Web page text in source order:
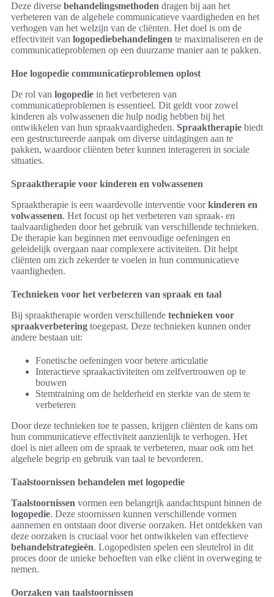
Deze diverse behandelingsmethoden dragen bij aan het
verbeteren van de algehele communicatieve vaardigheden en het
verhogen van het welzijn van de cliënten. Het doel is om de
effectiviteit van logopediebehandelingen te maximaliseren en de
communicatieproblemen op een duurzame manier aan te pakken.
Hoe logopedie communicatieproblemen oplost
De rol van logopedie in het verbeteren van
communicatieproblemen is essentieel. Dit geldt voor zowel
kinderen als volwassenen die hulp nodig hebben bij het
ontwikkelen van hun spraakvaardigheden. Spraaktherapie biedt
een gestructureerde aanpak om diverse uitdagingen aan te
pakken, waardoor cliënten beter kunnen interageren in sociale
situaties.
Spraaktherapie voor kinderen en volwassenen
Spraaktherapie is een waardevolle interventie voorkinderen en
volwassenen. Het focust op het verbeteren van spraak- en
taalvaardigheden door het gebruik van verschillende technieken.
De therapie kan beginnen met eenvoudige oefeningen en
geleidelijk overgaan naar complexere activiteiten. Dit helpt
cliënten om zich zekerder te voelen in hun communicatieve
vaardigheden.
Technieken voor het verbeteren van spraak en taal
Bij spraaktherapie worden verschillende technieken voor
spraakverbetering toegepast. Deze technieken kunnen onder
andere bestaan uit:
Fonetische oefeningen voor betere articulatie
Interactieve spraakactiviteiten om zelfvertrouwen op te
bouwen
Stemtraining om de helderheid en sterkte van de stem te
verbeteren
Door deze technieken toe te passen, krijgen cliënten de kans om
hun communicatieve effectiviteit aanzienlijk te verhogen. Het
doel is niet alleen om de spraak te verbeteren, maar ook om het
algehele begrip en gebruik van taal te bevorderen.
Taalstoornissen behandelen met logopedie
Taalstoornissen vormen een belangrijk aandachtspunt binnen de
logopedie. Deze stoornissen kunnen verschillende vormen
aannemen en ontstaan door diverse oorzaken. Het ontdekken van
deze oorzaken is cruciaal voor het ontwikkelen van effectieve
behandelstrategieën. Logopedisten spelen een sleutelrol in dit
proces door de unieke behoeften van elke cliënt in overweging te
nemen.
Oorzaken van taalstoornissen